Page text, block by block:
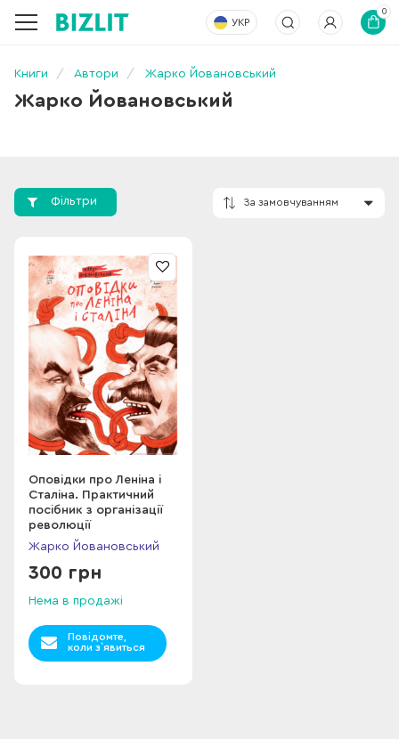
УКР
0
Книги Автори Жарко Йовановський
Жарко Йовановський
Фільтри
Оповідки про Леніна і
Сталіна. Практичний
посібник з організації
революції
Жарко Йовановський
300 грн
Нема в продажі
Повідомте,
коли з`явиться